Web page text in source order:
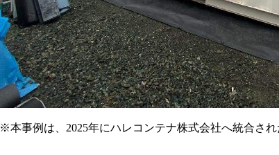
※本事例は、2025年にハレコンテナ株式会社へ統合さ